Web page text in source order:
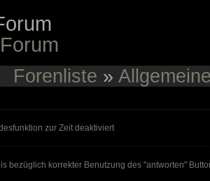
Forenliste »
zur Zeit deaktiviert
bezüglich korrekter Benutzung des "antworten"